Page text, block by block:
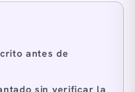
antes de
sin verificar la